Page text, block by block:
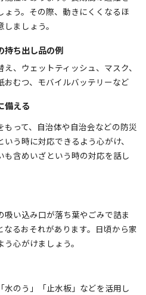
う。その際、動きにくくなるほ
ましょう。
持ち出し品の例
、ウェットティッシュ、マスク、
むつ、モバイルバッテリーなど
備える
って、自治体や自治会などの防災
う時に対応できるよう心がけ、
含めいざという時の対応を話し
吸い込み口が落ち葉やごみで詰ま
るおそれがあります。日頃から家
心がけましょう。
のう」「止水板」などを活用し